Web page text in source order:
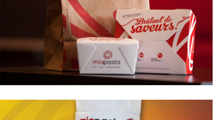
L’AGENCE
SERVICES
RÉALISATIONS
MANIFESTO
NOUVELLES